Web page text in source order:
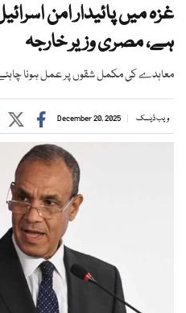
غزہ میں پائیدار امن
ہے، مصری وزیر خارجہ
معاہدے کی مکمل شقوں پر عمل ہونا
ویب ڈیسک December 20, 2025